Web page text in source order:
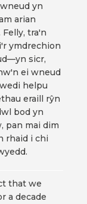
yn
arian
tra'n
ymdrechion
sicr,
ei wneud
helpu
eraill rŷn
bod yn
pan mai dim
rhaid i chi
that we
a decade